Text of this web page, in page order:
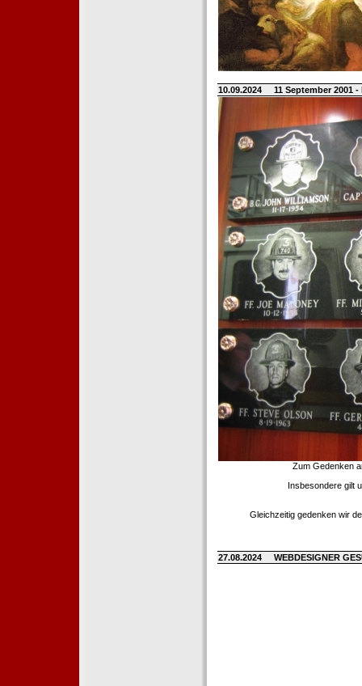
10.09.2024 11 September 2001
Zum Gedenken
Insbesondere gilt
Gleichzeitig gedenken wir
27.08.2024 WEBDESIGNER